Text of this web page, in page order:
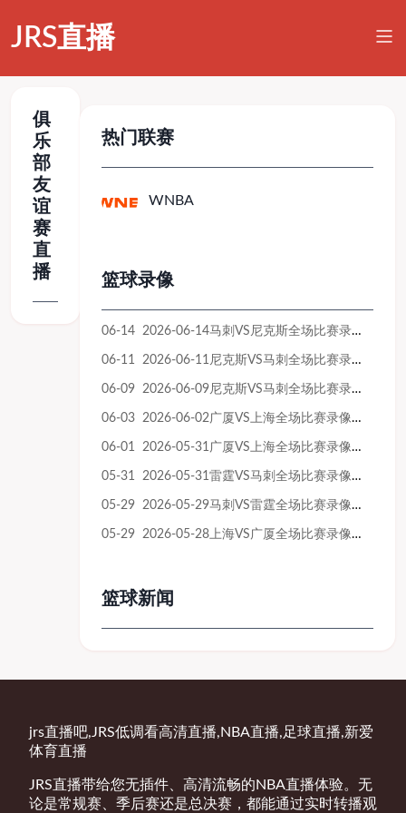
JRS直播
俱
乐
部
友
谊
赛
直
播
热门联赛
WNBA
篮球录像
06-14 2026-06-14马刺VS尼克斯全场比赛录像回放
06-11 2026-06-11尼克斯VS马刺全场比赛录像回放
06-09 2026-06-09尼克斯VS马刺全场比赛录像回放
06-03 2026-06-02广厦VS上海全场比赛录像回放
06-01 2026-05-31广厦VS上海全场比赛录像回放
05-31 2026-05-31雷霆VS马刺全场比赛录像回放
05-29 2026-05-29马刺VS雷霆全场比赛录像回放
05-29 2026-05-28上海VS广厦全场比赛录像回放
篮球新闻
jrs直播吧,JRS低调看高清直播,NBA直播,足球直播,新爱
体育直播
JRS直播带给您无插件、高清流畅的NBA直播体验。无
论是常规赛、季后赛还是总决赛，都能通过实时转播观